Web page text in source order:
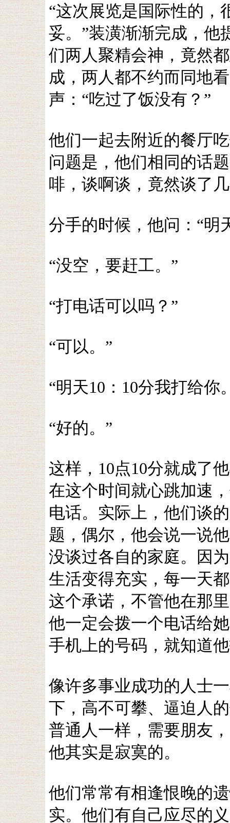
“这次展览是国际性的，
妥。”装潢渐渐完成，他
们两人聚精会神，竟然
成，两人都不约而同地
声：“吃过了饭没有？”
他们一起去附近的餐厅
问题是，他们相同的话
啡，谈啊谈，竟然谈了
分手的时候，他问：“明
“没空，要赶工。”
“打电话可以吗？”
“可以。”
“明天10：10分我打给你
“好的。”
这样，10点10分就成了
在这个时间就心跳加速
电话。实际上，他们谈
题，偶尔，他会说一说
没谈过各自的家庭。因
生活变得充实，每一天
这个承诺，不管他在那
他一定会拨一个电话给
手机上的号码，就知道
像许多事业成功的人士
下，高不可攀、逼迫人
普通人一样，需要朋友
他其实是寂寞的。
他们常常有相逢恨晚的
实。他们有自己应尽的